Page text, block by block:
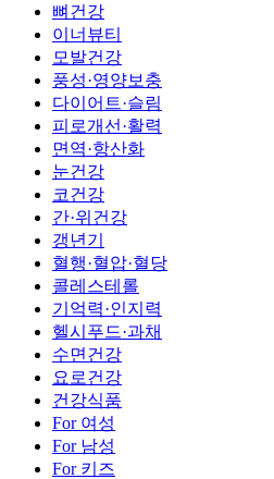
뼈건강
이너뷰티
모발건강
풍성·영양보충
다이어트·슬림
피로개선·활력
면역·항산화
눈건강
코건강
간·위건강
갱년기
혈행·혈압·혈당
콜레스테롤
기억력·인지력
헬시푸드·과채
수면건강
요로건강
건강식품
For 여성
For 남성
For 키즈